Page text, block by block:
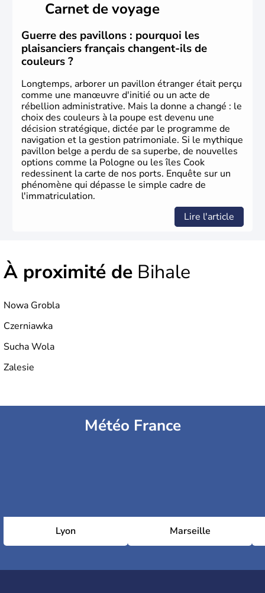
Carnet de voyage
Guerre des pavillons : pourquoi les
plaisanciers français changent-ils de
couleurs ?
Longtemps, arborer un pavillon étranger était perçu
comme une manœuvre d'initié ou un acte de
rébellion administrative. Mais la donne a changé : le
choix des couleurs à la poupe est devenu une
décision stratégique, dictée par le programme de
navigation et la gestion patrimoniale. Si le mythique
pavillon belge a perdu de sa superbe, de nouvelles
options comme la Pologne ou les îles Cook
redessinent la carte de nos ports. Enquête sur un
phénomène qui dépasse le simple cadre de
l'immatriculation.
Lire l'article
À proximité de Bihale
Nowa Grobla
Czerniawka
Sucha Wola
Zalesie
Météo France
Lyon Marseille